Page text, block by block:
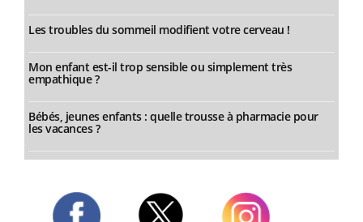
Les troubles du sommeil modifient votre cerveau !
Mon enfant est-il trop sensible ou simplement très
empathique ?
Bébés, jeunes enfants : quelle trousse à pharmacie pour
les vacances ?